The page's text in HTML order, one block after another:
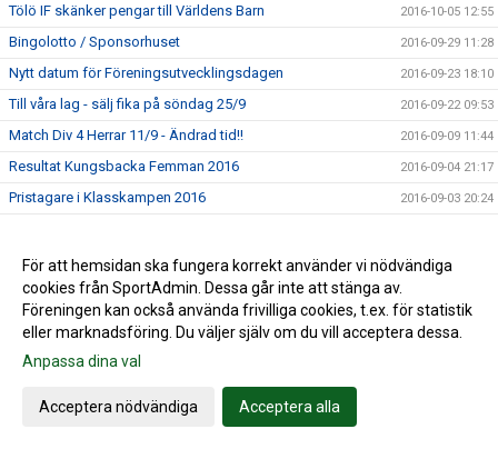
Tölö IF skänker pengar till Världens Barn 2016-10-05 12:55
Bingolotto / Sponsorhuset 2016-09-29 11:28
Nytt datum för Föreningsutvecklingsdagen 2016-09-23 18:10
Till våra lag - sälj fika på söndag 25/9 2016-09-22 09:53
Match Div 4 Herrar 11/9 - Ändrad tid!! 2016-09-09 11:44
Resultat Kungsbacka Femman 2016 2016-09-04 21:17
Pristagare i Klasskampen 2016 2016-09-03 20:24
Slutspel Kungsbacka femman 4/9 2016-09-03 15:20
Bingolottopremiär 28 augusti! 2016-08-24 11:33
Kungsbackafemman 3-4/9 2016-08-10 10:45
Fotbollsskolan
Lyckat midsommarfirande på Hamravallen
För att hemsidan ska fungera korrekt använder vi nödvändiga
cookies från SportAdmin. Dessa går inte att stänga av.
Föreningen kan också använda frivilliga cookies, t.ex. för statistik
eller marknadsföring. Du väljer själv om du vill acceptera dessa.
Anpassa dina val
Acceptera nödvändiga Acceptera alla